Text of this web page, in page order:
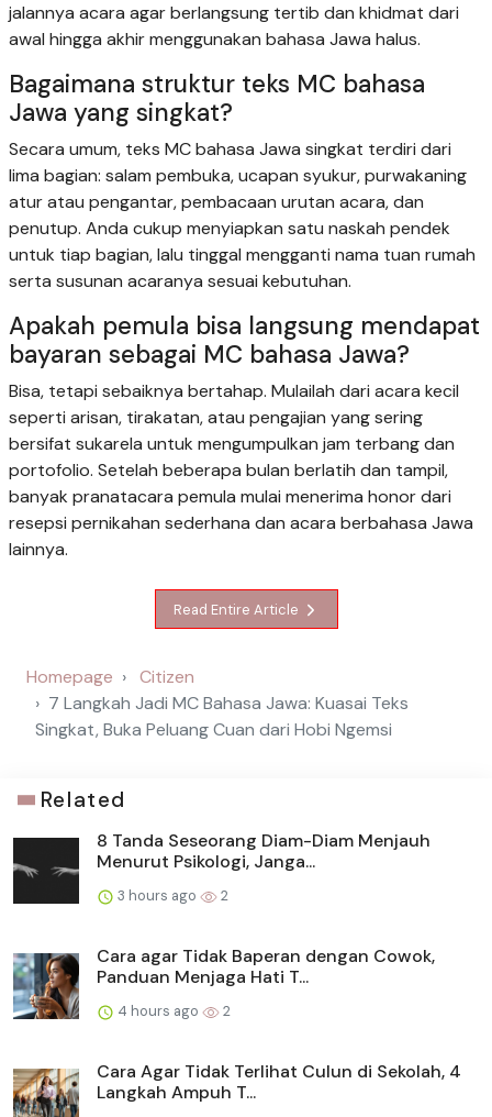
jalannya acara agar berlangsung tertib dan khidmat dari
awal hingga akhir menggunakan bahasa Jawa halus.
Bagaimana struktur teks MC bahasa
Jawa yang singkat?
Secara umum, teks MC bahasa Jawa singkat terdiri dari
lima bagian: salam pembuka, ucapan syukur, purwakaning
atur atau pengantar, pembacaan urutan acara, dan
penutup. Anda cukup menyiapkan satu naskah pendek
untuk tiap bagian, lalu tinggal mengganti nama tuan rumah
serta susunan acaranya sesuai kebutuhan.
Apakah pemula bisa langsung mendapat
bayaran sebagai MC bahasa Jawa?
Bisa, tetapi sebaiknya bertahap. Mulailah dari acara kecil
seperti arisan, tirakatan, atau pengajian yang sering
bersifat sukarela untuk mengumpulkan jam terbang dan
portofolio. Setelah beberapa bulan berlatih dan tampil,
banyak pranatacara pemula mulai menerima honor dari
resepsi pernikahan sederhana dan acara berbahasa Jawa
lainnya.
Read Entire Article
Homepage
Citizen
7 Langkah Jadi MC Bahasa Jawa: Kuasai Teks
Singkat, Buka Peluang Cuan dari Hobi Ngemsi
Related
8 Tanda Seseorang Diam-Diam Menjauh
Menurut Psikologi, Janga...
3 hours ago 2
Cara agar Tidak Baperan dengan Cowok,
Panduan Menjaga Hati T...
4 hours ago 2
Cara Agar Tidak Terlihat Culun di Sekolah, 4
Langkah Ampuh T...